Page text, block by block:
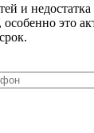
и
это